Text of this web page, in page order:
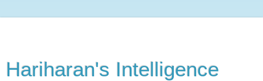
Hariharan's Intelligence